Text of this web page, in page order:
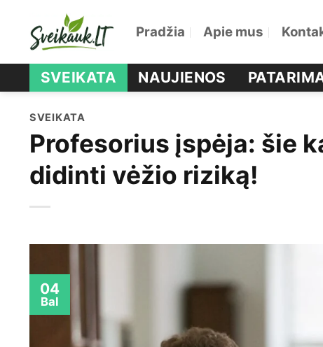
Pradžia Apie mus
SVEIKATA NAUJIENOS
SVEIKATA
Profesorius įspėja: šie
didinti vėžio riziką!
04
Bal